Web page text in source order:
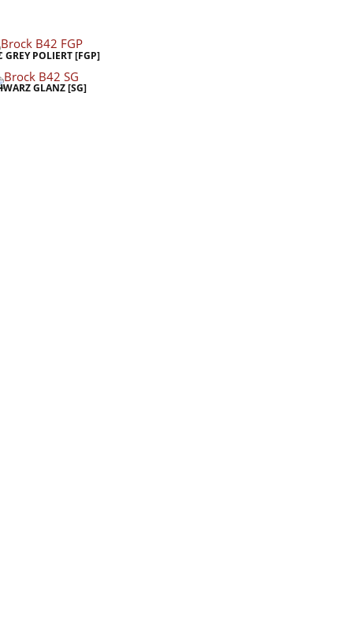
GREY POLIERT [FGP]
GLANZ [SG]